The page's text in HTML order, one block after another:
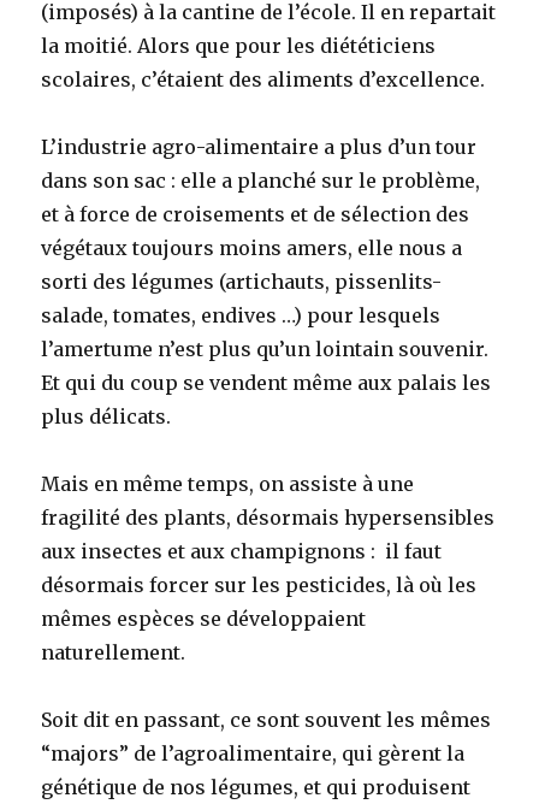
(imposés) à la cantine de l’école. Il en repartait
la moitié. Alors que pour les diététiciens
scolaires, c’étaient des aliments d’excellence.
L’industrie agro-alimentaire a plus d’un tour
dans son sac : elle a planché sur le problème,
et à force de croisements et de sélection des
végétaux toujours moins amers, elle nous a
sorti des légumes (artichauts, pissenlits-
salade, tomates, endives …) pour lesquels
l’amertume n’est plus qu’un lointain souvenir.
Et qui du coup se vendent même aux palais les
plus délicats.
Mais en même temps, on assiste à une
fragilité des plants, désormais hypersensibles
aux insectes et aux champignons : il faut
désormais forcer sur les pesticides, là où les
mêmes espèces se développaient
naturellement.
Soit dit en passant, ce sont souvent les mêmes
“majors” de l’agroalimentaire, qui gèrent la
génétique de nos légumes, et qui produisent